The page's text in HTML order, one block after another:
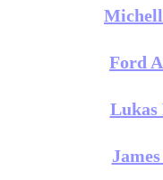
Ford
Lukas